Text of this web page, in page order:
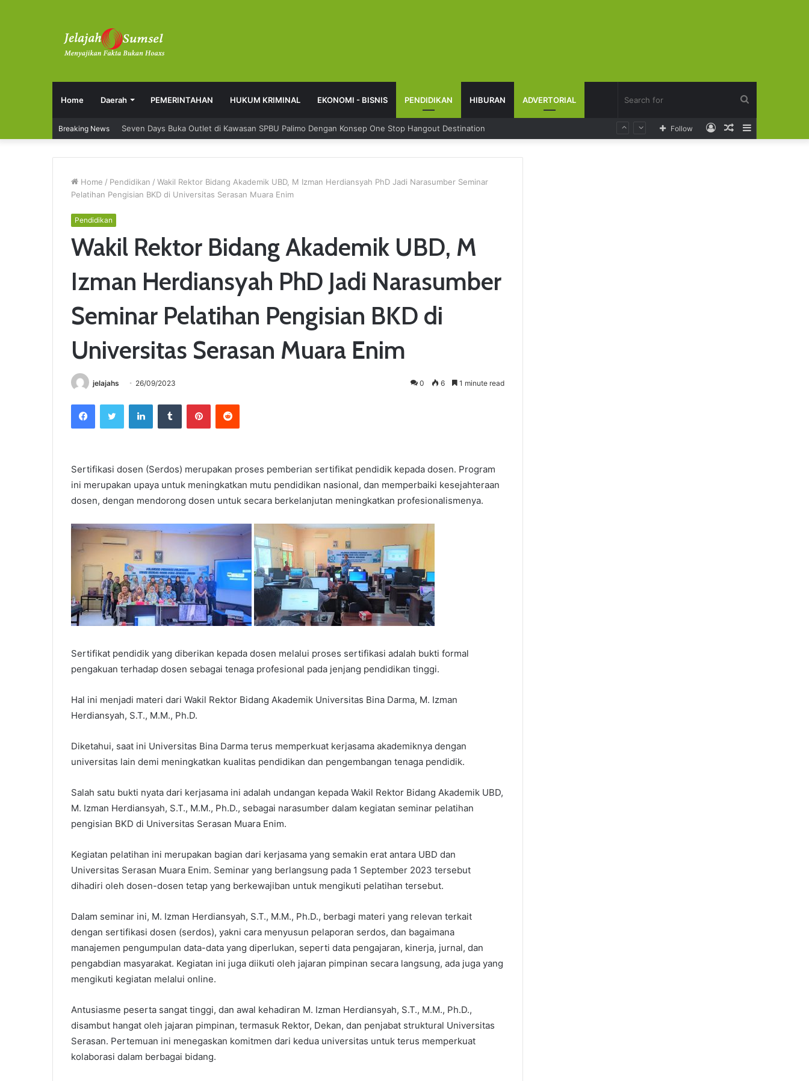
Home Daerah PEMERINTAHAN HUKUM KRIMINAL EKONOMI - BISNIS PENDIDIKAN HIBURAN ADVERTORIAL
Breaking News
RSUD Talang Ubi Permudah Masyarakat Sampaikan Keluhan Lewat Kanal Pengaduan Resmi
Random
Log
Follow
Home / Pendidikan / Wakil Rektor Bidang Akademik UBD, M Izman Herdiansyah PhD Jadi Narasumber Seminar
Pelatihan Pengisian BKD di Universitas Serasan Muara Enim
Pendidikan
Wakil Rektor Bidang Akademik UBD, M
Izman Herdiansyah PhD Jadi Narasumber
Seminar Pelatihan Pengisian BKD di
Universitas Serasan Muara Enim
jelajahs 26/09/2023 0 6 1 minute read
Sertifikasi dosen (Serdos) merupakan proses pemberian sertifikat pendidik kepada dosen. Program
ini merupakan upaya untuk meningkatkan mutu pendidikan nasional, dan memperbaiki kesejahteraan
dosen, dengan mendorong dosen untuk secara berkelanjutan meningkatkan profesionalismenya.
Sertifikat pendidik yang diberikan kepada dosen melalui proses sertifikasi adalah bukti formal
pengakuan terhadap dosen sebagai tenaga profesional pada jenjang pendidikan tinggi.
Hal ini menjadi materi dari Wakil Rektor Bidang Akademik Universitas Bina Darma, M. Izman
Herdiansyah, S.T., M.M., Ph.D.
Diketahui, saat ini Universitas Bina Darma terus memperkuat kerjasama akademiknya dengan
universitas lain demi meningkatkan kualitas pendidikan dan pengembangan tenaga pendidik.
Salah satu bukti nyata dari kerjasama ini adalah undangan kepada Wakil Rektor Bidang Akademik UBD,
M. Izman Herdiansyah, S.T., M.M., Ph.D., sebagai narasumber dalam kegiatan seminar pelatihan
pengisian BKD di Universitas Serasan Muara Enim.
Kegiatan pelatihan ini merupakan bagian dari kerjasama yang semakin erat antara UBD dan
Universitas Serasan Muara Enim. Seminar yang berlangsung pada 1 September 2023 tersebut
dihadiri oleh dosen-dosen tetap yang berkewajiban untuk mengikuti pelatihan tersebut.
Dalam seminar ini, M. Izman Herdiansyah, S.T., M.M., Ph.D., berbagi materi yang relevan terkait
dengan sertifikasi dosen (serdos), yakni cara menyusun pelaporan serdos, dan bagaimana
manajemen pengumpulan data-data yang diperlukan, seperti data pengajaran, kinerja, jurnal, dan
pengabdian masyarakat. Kegiatan ini juga diikuti oleh jajaran pimpinan secara langsung, ada juga yang
mengikuti kegiatan melalui online.
Antusiasme peserta sangat tinggi, dan awal kehadiran M. Izman Herdiansyah, S.T., M.M., Ph.D.,
disambut hangat oleh jajaran pimpinan, termasuk Rektor, Dekan, dan penjabat struktural Universitas
Serasan. Pertemuan ini menegaskan komitmen dari kedua universitas untuk terus memperkuat
kolaborasi dalam berbagai bidang.